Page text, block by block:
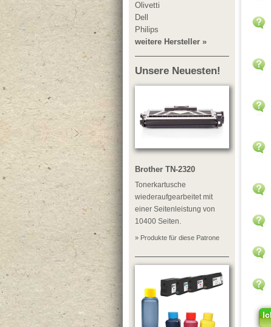
Olivetti
Dell
Philips
weitere Hersteller »
Unsere Neuesten!
Brother TN-2320
Tonerkartusche
wiederaufgearbeitet mit
einer Seitenleistung von
10400 Seiten.
» Produkte für diese Patrone